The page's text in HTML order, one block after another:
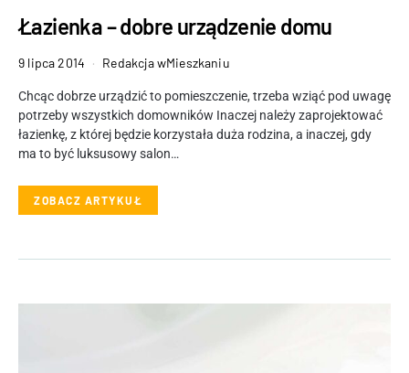
Łazienka – dobre urządzenie domu
9 lipca 2014 Redakcja wMieszkaniu
Chcąc dobrze urządzić to pomieszczenie, trzeba wziąć pod uwagę
potrzeby wszystkich domowników Inaczej należy zaprojektować
łazienkę, z której będzie korzystała duża rodzina, a inaczej, gdy
ma to być luksusowy salon…
ZOBACZ ARTYKUŁ